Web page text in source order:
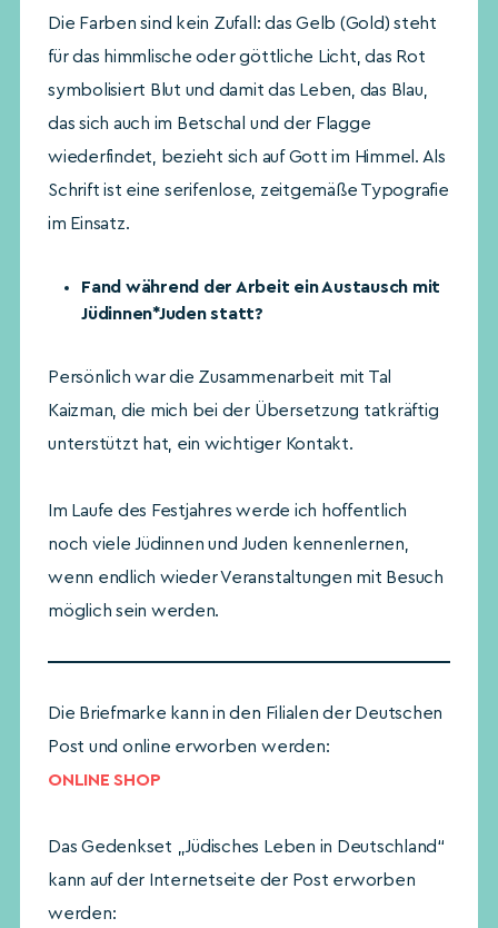
Die Farben sind kein Zufall: das Gelb (Gold) steht
für das himmlische oder göttliche Licht, das Rot
symbolisiert Blut und damit das Leben, das Blau,
das sich auch im Betschal und der Flagge
wiederfindet, bezieht sich auf Gott im Himmel. Als
Schrift ist eine serifenlose, zeitgemäße Typografie
im Einsatz.
Fand während der Arbeit ein Austausch mit
Jüdinnen*Juden statt?
Persönlich war die Zusammenarbeit mit Tal
Kaizman, die mich bei der Übersetzung tatkräftig
unterstützt hat, ein wichtiger Kontakt.
Im Laufe des Festjahres werde ich hoffentlich
noch viele Jüdinnen und Juden kennenlernen,
wenn endlich wieder Veranstaltungen mit Besuch
möglich sein werden.
Die Briefmarke kann in den Filialen der Deutschen
Post und online erworben werden:
ONLINE SHOP
Das Gedenkset „Jüdisches Leben in Deutschland“
kann auf der Internetseite der Post erworben
werden: